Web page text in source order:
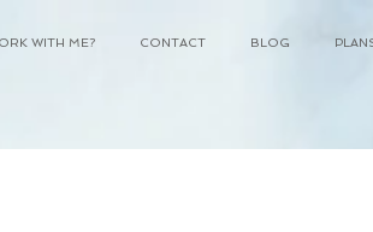
WITH ME? CONTACT BLOG